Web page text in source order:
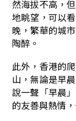
然海拔不高，
地眺望，可以
晚，繁華的城
陶醉。
此外，香港的
山，無論是早
說一聲「早晨
的友善與熱情